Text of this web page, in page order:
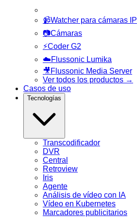
📹Watcher para cámaras IP
📷Cámaras
⚡Coder G2
☁️Flussonic Lumika
🎥 Flussonic Media Server
Ver todos los productos →
Casos de uso
Tecnologías
Transcodificador
DVR
Central
Retroview
Iris
Agente
Análisis de vídeo con IA
Vídeo en Kubernetes
Marcadores publicitarios